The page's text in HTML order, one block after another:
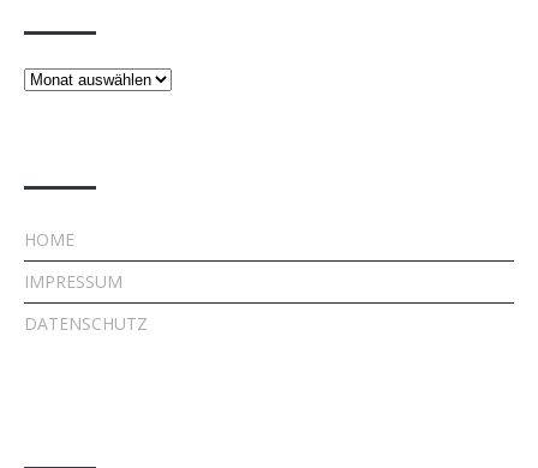
Beiträge
HOME
IMPRESSUM
DATENSCHUTZ